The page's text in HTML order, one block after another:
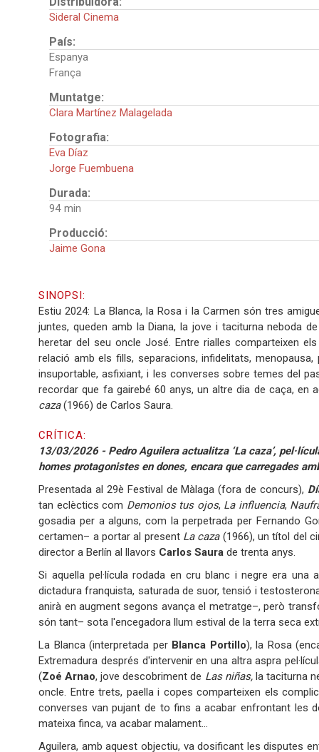
Sideral Cinema
País:
Espanya
França
Muntatge:
Clara Martínez Malagelada
Fotografia:
Eva Díaz
Jorge Fuembuena
Durada:
94
Producció:
Jaime Gona
SINOPSI:
Estiu 2024: La Blanca, la Rosa i la Carmen són tres
juntes, queden amb la Diana, la jove i taciturna neboda
heretar del seu oncle José. Entre rialles comparteixen
relació amb els fills, separacions, infidelitats,
insuportable, asfixiant, i les converses sobre temes del
recordar que fa gairebé 60 anys, un altre dia de caça, en
caza(1966) de Carlos Saura.
CRÍTICA:
13/03/2026 - Pedro Aguilera actualitza ‘La caza’,
homes protagonistes en dones, encara que carregades
Presentada al 29è Festival de Màlaga (fora de concurs),
tan eclèctics com Demonios tus ojos, La influencia,
gosadia per a alguns, com la perpetrada per Fernando
certamen– a portar al present La caza(1966), un títol del
director a Berlín al llavors Carlos Saura de trenta anys.
Si aquella pel·lícula rodada en cru blanc i negre era una
dictadura franquista, saturada de suor, tensió i
anirà en augment segons avança el metratge–, però
són tant– sota l'encegadora llum estival de la terra seca
La Blanca (interpretada per Blanca Portillo), la Rosa
Extremadura després d'intervenir en una altra aspra
(Zoé Arnao, jove descobriment de Las niñas,la taciturna
oncle. Entre trets, paella i copes comparteixen els
converses van pujant de to fins a acabar enfrontant les
mateixa finca, va acabar malament…
Aguilera, amb aquest objectiu, va dosificant les disputes